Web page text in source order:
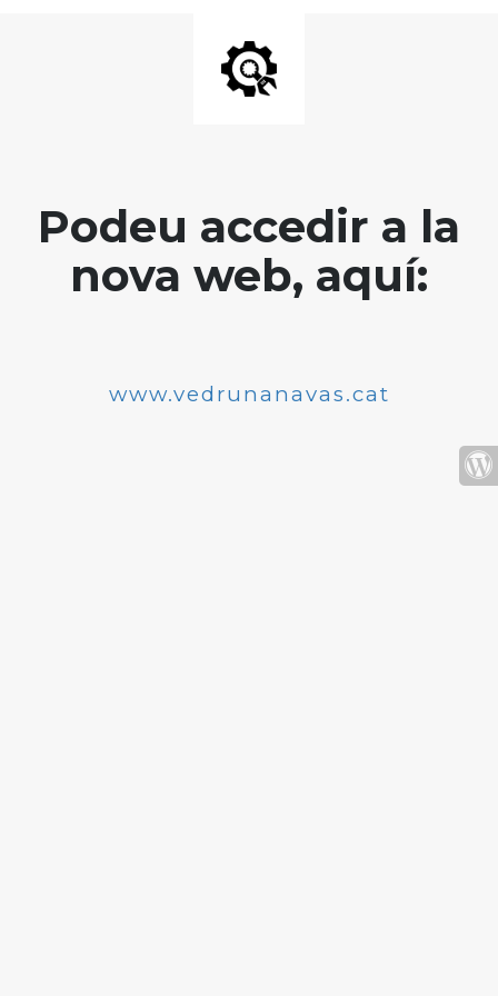
Podeu accedir a la
nova web, aquí:
www.vedrunanavas.cat